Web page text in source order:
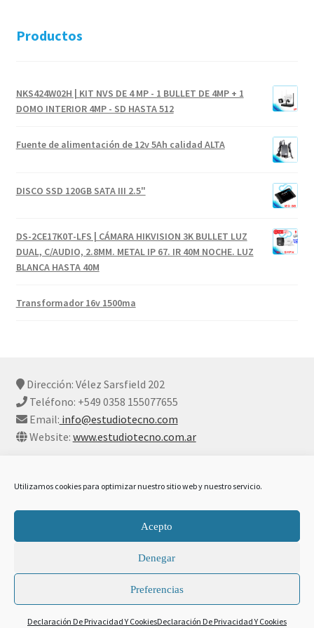
Utilizamos cookies para optimizar nuestro sitio web y nuestro servicio.
Acepto
Denegar
Preferencias
Declaración De Privacidad Y CookiesDeclaración De Privacidad Y Cookies
Productos
NKS424W02H | KIT NVS DE 4 MP - 1 BULLET DE 4MP + 1
DOMO INTERIOR 4MP - SD HASTA 512
Fuente de alimentación de 12v 5Ah calidad ALTA
DISCO SSD 120GB SATA III 2.5"
DS-2CE17K0T-LFS | CÁMARA HIKVISION 3K BULLET LUZ
DUAL, C/AUDIO, 2.8MM. METAL IP 67. IR 40M NOCHE. LUZ
BLANCA HASTA 40M
Transformador 16v 1500ma
Dirección: Vélez Sarsfield 202
Teléfono: +549 0358 155077655
Email: info@estudiotecno.com
Website: www.estudiotecno.com.ar
Declaración De Privacidad Y Cookies
Construido con
Buscar
0